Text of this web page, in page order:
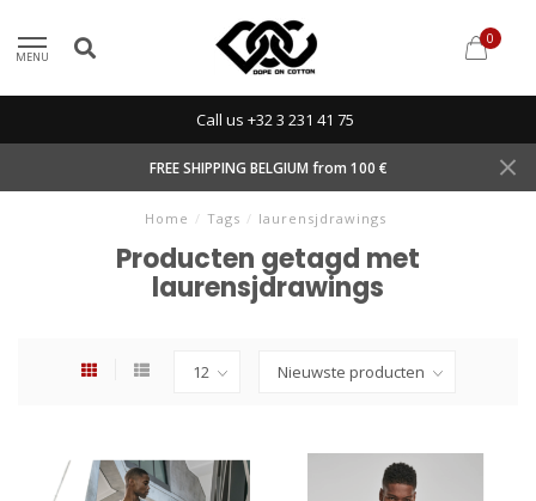
MENU
0
Call us +32 3 231 41 75
FREE SHIPPING BELGIUM from 100 €
Home / Tags / laurensjdrawings
Producten getagd met
laurensjdrawings